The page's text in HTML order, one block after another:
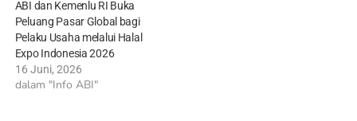
ABI dan Kemenlu RI Buka
Peluang Pasar Global bagi
Pelaku Usaha melalui Halal
Expo Indonesia 2026
16 Juni, 2026
dalam "Info ABI"